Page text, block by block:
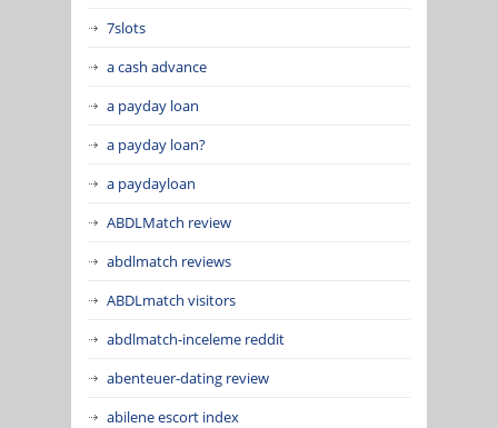
7slots
a cash advance
a payday loan
a payday loan?
a paydayloan
ABDLMatch review
abdlmatch reviews
ABDLmatch visitors
abdlmatch-inceleme reddit
abenteuer-dating review
abilene escort index